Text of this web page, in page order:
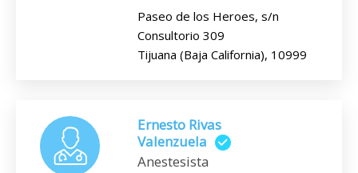
Paseo de los Heroes, s/n
Consultorio 309
Tijuana (Baja California), 10999
Ernesto Rivas
Valenzuela
Anestesista